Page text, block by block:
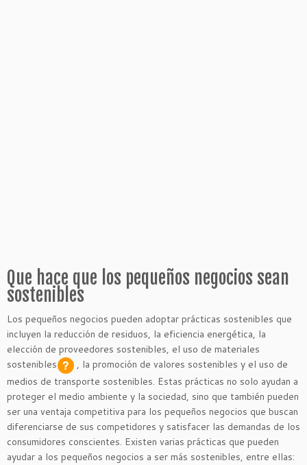
Que hace que los pequeños negocios sean
sostenibles
Los pequeños negocios pueden adoptar prácticas sostenibles que
incluyen la reducción de residuos, la eficiencia energética, la
elección de proveedores sostenibles, el uso de materiales
sostenibles
, la promoción de valores sostenibles y el uso de
medios de transporte sostenibles. Estas prácticas no solo ayudan a
proteger el medio ambiente y la sociedad, sino que también pueden
ser una ventaja competitiva para los pequeños negocios que buscan
diferenciarse de sus competidores y satisfacer las demandas de los
consumidores conscientes. Existen varias prácticas que pueden
ayudar a los pequeños negocios a ser más sostenibles, entre ellas: